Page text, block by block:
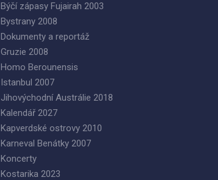
Býčí zápasy Fujairah 2003
Bystrany 2008
Dokumenty a reportáž
Gruzie 2008
Homo Berounensis
Istanbul 2007
Jihovýchodní Austrálie 2018
Kalendář 2027
Kapverdské ostrovy 2010
Karneval Benátky 2007
Koncerty
Kostarika 2023